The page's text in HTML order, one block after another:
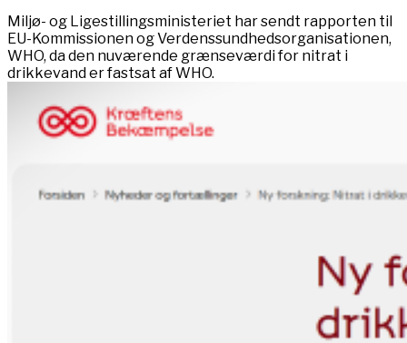
Miljø- og Ligestillingsministeriet har sendt rapporten til
EU-Kommissionen og Verdenssundhedsorganisationen,
WHO, da den nuværende grænseværdi for nitrat i
drikkevand er fastsat af WHO.